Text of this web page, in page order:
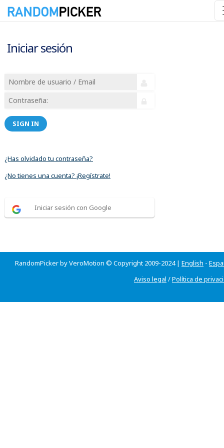
Iniciar sesión
SIGN IN
¿Has olvidado tu contraseña?
¿No tienes una cuenta? ¡Regístrate!
Iniciar sesión con Google
RandomPicker by VeroMotion © Copyright 2009-2024 | English -
Aviso legal /Política de